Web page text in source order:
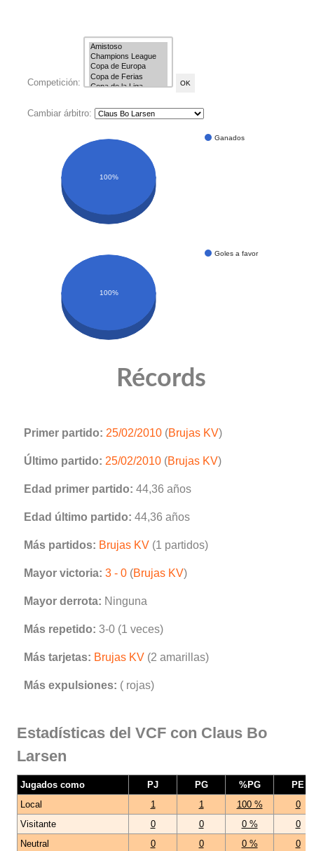
Competición:
Cambiar árbitro:
Ganados
100%
Goles a favor
100%
Récords
Primer partido: 25/02/2010 (Brujas KV)
Último partido: 25/02/2010 (Brujas KV)
Edad primer partido: 44,36 años
Edad último partido: 44,36 años
Más partidos: Brujas KV (1 partidos)
Mayor victoria: 3 - 0 (Brujas KV)
Mayor derrota: Ninguna
Más repetido: 3-0 (1 veces)
Más tarjetas: Brujas KV (2 amarillas)
Más expulsiones: ( rojas)
Estadísticas del VCF con Claus Bo
Larsen
Jugados como PJ PG %PG
PE
Local
1 1 100 %
0
Visitante
0 0 0 %
0
Neutral
0 0 0 % 0